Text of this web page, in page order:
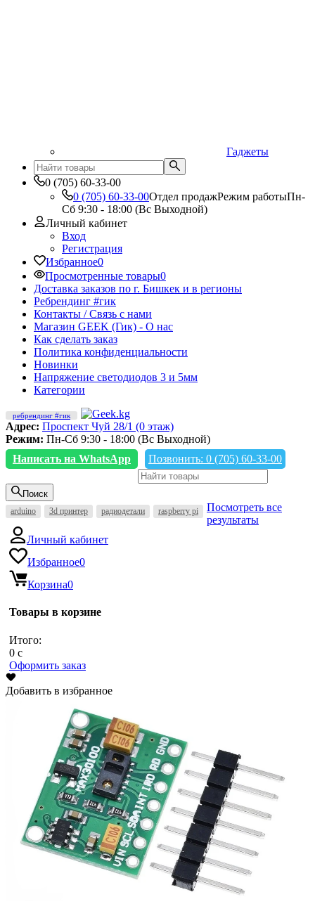
Гаджеты
0 (705) 60-33-00
0 (705) 60-33-00Отдел продажРежим работыПн-
Сб 9:30 - 18:00 (Вс Выходной)
Личный кабинет
Вход
Регистрация
Избранное0
Просмотренные товары0
Доставка заказов по г. Бишкек и в регионы
Ребрендинг #гик
Контакты / Связь с нами
Магазин GEEK (Гик) - О нас
Как сделать заказ
Политика конфиденциальности
Новинки
Напряжение светодиодов 3 и 5мм
Категории
ребрендинг #гик
Адрес: Проспект Чуй 28/1 (0 этаж)
Режим: Пн-Сб 9:30 - 18:00 (Вс Выходной)
Написать на WhatsApp
Позвонить: 0 (705) 60-33-00
Поиск
arduino 3d принтер радиодетали raspberry pi
Посмотреть все
результаты
Личный кабинет
Избранное0
Корзина0
Товары в корзине
Итого:
0 c
Оформить заказ
Добавить в избранное